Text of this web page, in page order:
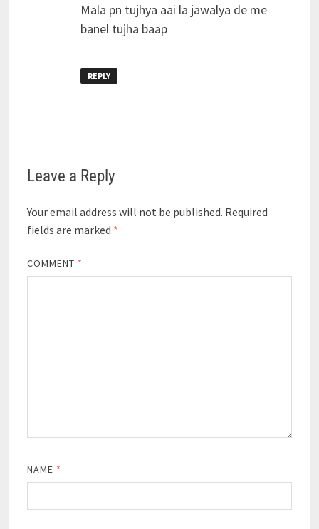
Mala pn tujhya aai la jawalya de me
banel tujha baap
REPLY
Leave a Reply
Your email address will not be published. Required
fields are marked *
COMMENT *
NAME *